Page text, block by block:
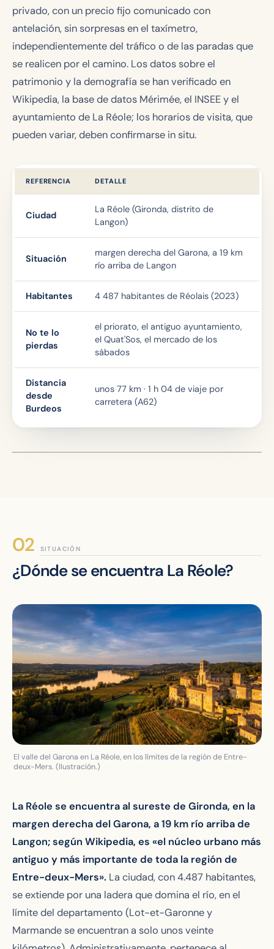
privado, con un precio fijo comunicado con
antelación, sin sorpresas en el taxímetro,
independientemente del tráfico o de las paradas que
se realicen por el camino. Los datos sobre el
patrimonio y la demografía se han verificado en
Wikipedia, la base de datos Mérimée, el INSEE y el
ayuntamiento de La Réole; los horarios de visita, que
pueden variar, deben confirmarse in situ.
REFERENCIA DETALLE
Ciudad
La Réole (Gironda, distrito de
Langon)
Situación
margen derecha del Garona, a 19 km
río arriba de Langon
Habitantes 4 487 habitantes de Réolais (2023)
No te lo
pierdas
el priorato, el antiguo ayuntamiento,
el Quat'Sos, el mercado de los
sábados
Distancia
desde
Burdeos
unos 77 km · 1 h 04 de viaje por
carretera (A62)
SITUACIÓN
¿Dónde se encuentra La Réole?
El valle del Garona en La Réole, en los límites de la región de Entre-
deux-Mers. (Ilustración.)
La Réole se encuentra al sureste de Gironda, en la
margen derecha del Garona, a 19 km río arriba de
Langon; según Wikipedia, es «el núcleo urbano más
antiguo y más importante de toda la región de
Entre-deux-Mers». La ciudad, con 4.487 habitantes,
se extiende por una ladera que domina el río, en el
límite del departamento (Lot-et-Garonne y
Marmande se encuentran a solo unos veinte